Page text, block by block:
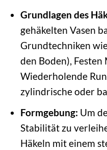
Grundlagen des
gehäkelten Vasen
Grundtechniken
den Boden), Festen
Wiederholende
zylindrische oder
Formgebung: Um
Stabilität zu
Häkeln mit einem